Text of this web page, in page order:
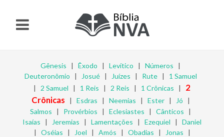
Gênesis | Êxodo | Levítico | Números |
Deuteronômio | Josué| Juízes | Rute| 1 Samuel
| 2 Samuel | 1 Reis | 2 Reis | 1 Crônicas | 2
Crônicas | Esdras | Neemias | Ester| Jó |
Salmos | Provérbios | Eclesiastes | Cânticos |
Isaías | Jeremias | Lamentações | Ezequiel | Daniel
| Oséias | Joel | Amós | Obadias | Jonas |